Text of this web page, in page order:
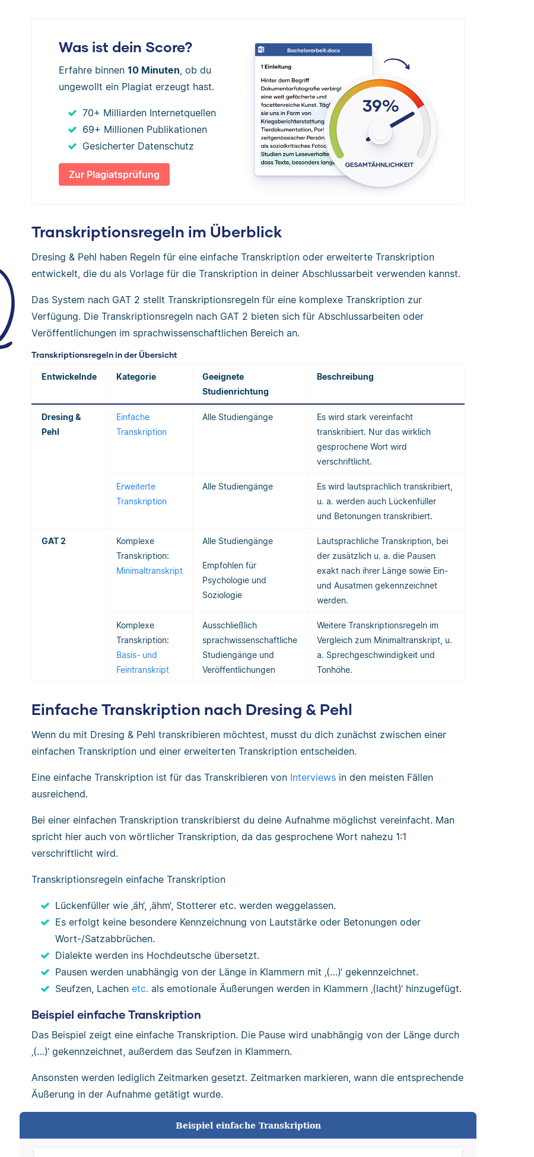
Was ist dein Score?
Erfahre binnen 10 Minuten, ob du
ungewollt ein Plagiat erzeugt hast.
70+ Milliarden Internetquellen
69+ Millionen Publikationen
Gesicherter Datenschutz
Zur Plagiatsprüfung
Transkriptionsregeln im Überblick
Dresing & Pehl haben Regeln für eine einfache Transkription oder erweiterte Transkription
entwickelt, die du als Vorlage für die Transkription in deiner Abschlussarbeit verwenden kannst.
Das System nach GAT 2 stellt Transkriptionsregeln für eine komplexe Transkription zur
Verfügung. Die Transkriptionsregeln nach GAT 2 bieten sich für Abschlussarbeiten oder
Veröffentlichungen im sprachwissenschaftlichen Bereich an.
Transkriptionsregeln in der Übersicht
Entwickelnde Kategorie
Geeignete
Studienrichtung
Beschreibung
Dresing &
Pehl
Einfache
Transkription
Alle Studiengänge
Es wird stark vereinfacht
transkribiert. Nur das wirklich
gesprochene Wort wird
verschriftlicht.
Erweiterte
Transkription
Alle Studiengänge
Es wird lautsprachlich transkribiert,
u. a. werden auch Lückenfüller
und Betonungen transkribiert.
GAT 2
Komplexe
Transkription:
Minimaltranskript
Alle Studiengänge
Empfohlen für
Psychologie und
Soziologie
Lautsprachliche Transkription, bei
der zusätzlich u. a. die Pausen
exakt nach ihrer Länge sowie Ein-
und Ausatmen gekennzeichnet
werden.
Komplexe
Transkription:
Basis- und
Feintranskript
Ausschließlich
sprachwissenschaftliche
Studiengänge und
Veröffentlichungen
Weitere Transkriptionsregeln im
Vergleich zum Minimaltranskript, u.
a. Sprechgeschwindigkeit und
Tonhöhe.
Einfache Transkription nach Dresing & Pehl
Wenn du mit Dresing & Pehl transkribieren möchtest, musst du dich zunächst zwischen einer
einfachen Transkription und einer erweiterten Transkription entscheiden.
Eine einfache Transkription ist für das Transkribieren von Interviews in den meisten Fällen
ausreichend.
Bei einer einfachen Transkription transkribierst du deine Aufnahme möglichst vereinfacht. Man
spricht hier auch von wörtlicher Transkription, da das gesprochene Wort nahezu 1:1
verschriftlicht wird.
Transkriptionsregeln einfache Transkription
Lückenfüller wie ‚äh‘, ‚ähm‘, Stotterer etc. werden weggelassen.
Es erfolgt keine besondere Kennzeichnung von Lautstärke oder Betonungen oder
Wort-/Satzabbrüchen.
Dialekte werden ins Hochdeutsche übersetzt.
Pausen werden unabhängig von der Länge in Klammern mit ‚(…)‘ gekennzeichnet.
Seufzen, Lachen etc. als emotionale Äußerungen werden in Klammern ‚(lacht)‘ hinzugefügt.
Beispiel einfache Transkription
Das Beispiel zeigt eine einfache Transkription. Die Pause wird unabhängig von der Länge durch
‚(…)‘ gekennzeichnet, außerdem das Seufzen in Klammern.
Ansonsten werden lediglich Zeitmarken gesetzt. Zeitmarken markieren, wann die entsprechende
Äußerung in der Aufnahme getätigt wurde.
Beispiel einfache Transkription